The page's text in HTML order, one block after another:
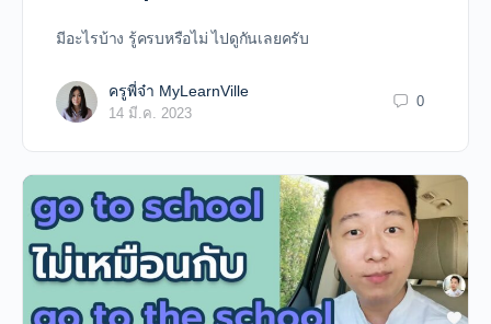
มีอะไรบ้าง รู้ครบหรือไม่ ไปดูกันเลยครับ
ครูพี่จ๋า MyLearnVille
14 มี.ค. 2023
0